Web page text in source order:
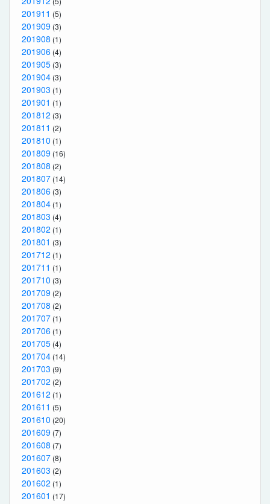
201911 (5)
201909 (3)
201908 (1)
201906 (4)
201905 (3)
201904 (3)
201903 (1)
201901 (1)
201812 (3)
201811 (2)
201810 (1)
201809 (16)
201808 (2)
201807 (14)
201806 (3)
201804 (1)
201803 (4)
201802 (1)
201801 (3)
201712 (1)
201711 (1)
201710 (3)
201709 (2)
201708 (2)
201707 (1)
201706 (1)
201705 (4)
201704 (14)
201703 (9)
201702 (2)
201612 (1)
201611 (5)
201610 (20)
201609 (7)
201608 (7)
201607 (8)
201603 (2)
201602 (1)
201601 (17)